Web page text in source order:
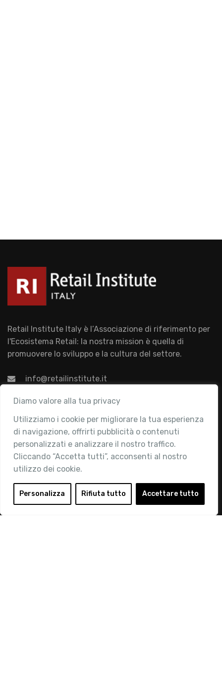
Diamo valore alla tua privacy
Utilizziamo i cookie per migliorare la tua esperienza
di navigazione, offrirti pubblicità o contenuti
personalizzati e analizzare il nostro traffico.
Cliccando “Accetta tutti”, acconsenti al nostro
utilizzo dei cookie.
Personalizza Rifiuta tutto Accettare tutto
Retail Institute Italy è l’Associazione di riferimento per
l'Ecosistema Retail: la nostra mission è quella di
promuovere lo sviluppo e la cultura del settore.
info@retailinstitute.it
Associazione
Chi siamo
Attività
Contatti
Area Riservata
Login
Diventa Socio